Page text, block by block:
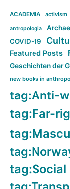
ACADEMIA activism
antropologia
COVID-19
Featured Posts
Geschichten der
new books in
tag:Anti-
tag:Far-
tag:Social